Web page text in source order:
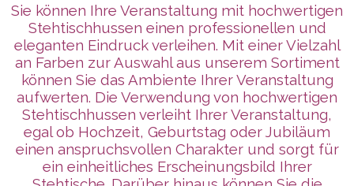
Sie können Ihre Veranstaltung mit hochwertigen
Stehtischhussen einen professionellen und
eleganten Eindruck verleihen. Mit einer Vielzahl
an Farben zur Auswahl aus unserem Sortiment
können Sie das Ambiente Ihrer Veranstaltung
aufwerten. Die Verwendung von hochwertigen
Stehtischhussen verleiht Ihrer Veranstaltung,
egal ob Hochzeit, Geburtstag oder Jubiläum
einen anspruchsvollen Charakter und sorgt für
ein einheitliches Erscheinungsbild Ihrer